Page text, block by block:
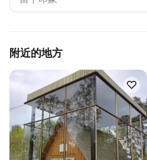
附近的地方